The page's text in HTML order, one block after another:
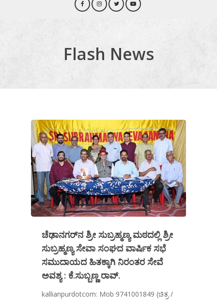
Flash News
ಚೆಢಾನಗರ್‌ನ ಶ್ರೀ ಸುಬ್ರಹ್ಮಣ್ಯ ಮಠದಲ್ಲಿ ಶ್ರೀ
ಸುಬ್ರಹ್ಮಣ್ಯ ಸೇವಾ ಸಂಘದ ವಾರ್ಷಿಕ ಸಭೆ
ಸಮುದಾಯದ ಹಿತಕ್ಕಾಗಿ ನಿರಂತರ ಸೇವೆ
ಅವಶ್ಯ : ಕೆ.ಸುಬ್ಬಣ್ಣ ರಾವ್.
kallianpurdotcom: Mob 9741001849 (ಚಿತ್ರ /